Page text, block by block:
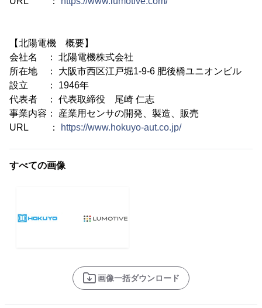
【北陽電機 概要】
会社名 ： 北陽電機株式会社
所在地 ： 大阪市西区江戸堀1-9-6 肥後橋ユニオンビル
設立 ： 1946年
代表者 ： 代表取締役 尾崎 仁志
事業内容： 産業用センサの開発、製造、販売
URL ：
https://www.hokuyo-aut.co.jp/
すべての画像
画像一括ダウンロード